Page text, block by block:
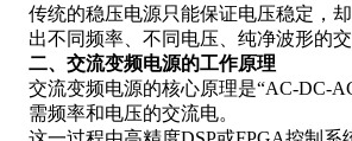
传统的稳压电源只能保证电压稳定，
出不同频率、不同电压、纯净波形的
二、交流变频电源的工作原理
交流变频电源的核心原理是“AC-DC-
需频率和电压的交流电。